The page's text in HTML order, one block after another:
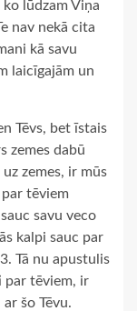
lūdzam Viņa
nav nekā cita
kā savu
laicīgajām un
Tēvs, bet īstais
zemes dabū
zemes, ir mūs
tēviem
savu veco
kalpi sauc par
Tā nu apustulis
par tēviem, ir
šo Tēvu.